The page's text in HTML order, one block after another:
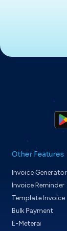
Other Features
Invoice Generator
Invoice Reminder
Template Invoice
Bulk Payment
E-Meterai